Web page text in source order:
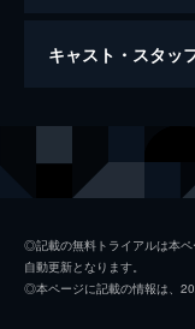
Animal (Live)
キャスト・スタッ
◎記載の無料トライアルは本
自動更新となります。
◎本ページに記載の情報は、